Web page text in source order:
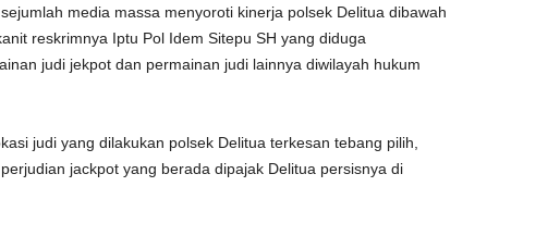
media massa menyoroti kinerja polsek Delitua dibawah
reskrimnya Iptu Pol Idem Sitepu SH yang diduga
judi jekpot dan permainan judi lainnya diwilayah hukum
judi yang dilakukan polsek Delitua terkesan tebang pilih,
jackpot yang berada dipajak Delitua persisnya di